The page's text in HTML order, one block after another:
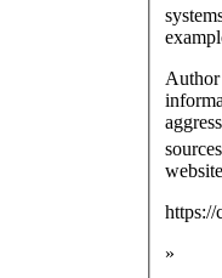
https://
»